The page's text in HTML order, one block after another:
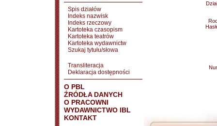
Spis działów
Indeks nazwisk
Indeks rzeczowy
Kartoteka czasopism
Kartoteka teatrów
Kartoteka wydawnictw
Szukaj tytułu/słowa
Transliteracja
Deklaracja dostępności
O PBL
ŹRÓDŁA DANYCH
O PRACOWNI
WYDAWNICTWO IBL
KONTAKT